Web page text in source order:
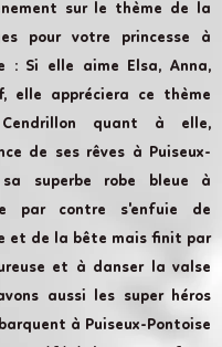
sur le thème de la
pour votre princesse à
: Si elle aime Elsa, Anna,
elle appréciera ce thème
Cendrillon quant à elle,
de ses rêves à Puiseux-
sa superbe robe bleue à
par contre s'enfuie de
et de la bête mais finit par
et à danser la valse
aussi les super héros
à Puiseux-Pontoise